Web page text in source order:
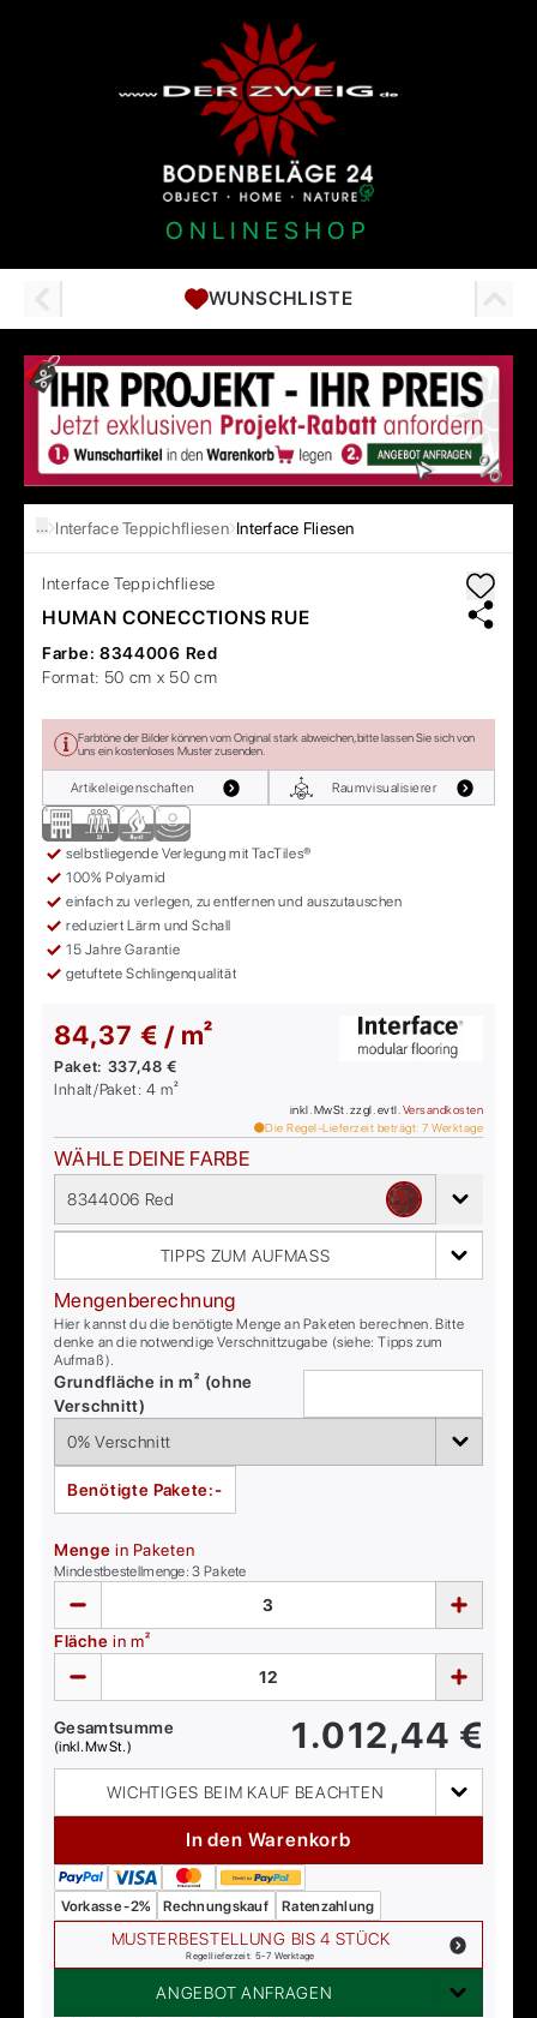
ONLINESHOP
WUNSCHLISTE
… Interface Teppichfliesen Interface Fliesen
Interface Teppichfliese
HUMAN CONECCTIONS RUE
Farbe: 8344006 Red
Format: 50 cm x 50 cm
Farbtöne der Bilder können vom Original stark abweichen, bitte lassen Sie sich von
uns ein kostenloses Muster zusenden.
Artikeleigenschaften Raumvisualisierer
selbstliegende Verlegung mit TacTiles®
100% Polyamid
einfach zu verlegen, zu entfernen und auszutauschen
reduziert Lärm und Schall
15 Jahre Garantie
getuftete Schlingenqualität
84,37 € / m²
Paket: 337,48 €
Inhalt/Paket:4 m²
inkl. MwSt. zzgl. evtl. Versandkosten
Die Regel-Lieferzeit beträgt: 7 Werktage
WÄHLE DEINE FARBE
8344006 Red
TIPPS ZUM AUFMASS
Mengenberechnung
Hier kannst du die benötigte Menge an Paketen berechnen. Bitte
denke an die notwendige Verschnittzugabe (siehe: Tipps zum
Aufmaß).
Grundfläche in m² (ohne
Verschnitt)
Benötigte Pakete:-
Menge in Paketen
Mindestbestellmenge:3 Pakete
Fläche in m²
Gesamtsumme
(inkl. MwSt.) 1.012,44 €
WICHTIGES BEIM KAUF BEACHTEN
In den Warenkorb
Vorkasse -2% Rechnungskauf Ratenzahlung
MUSTERBESTELLUNG BIS 4 STÜCK
Regellieferzeit: 5-7 Werktage
ANGEBOT ANFRAGEN